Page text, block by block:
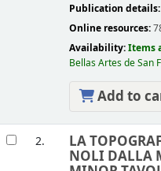
Publication details:
Online resources:
Availability:Items
Bellas Artes de San
Add to
2. LA
NOLI DALLA